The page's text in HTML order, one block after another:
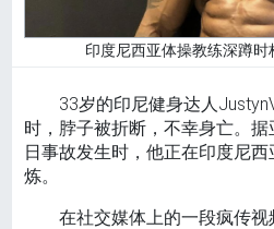
印度尼西亚体操教练深蹲
33岁的印尼健身达人
时，脖子被折断，不幸身亡。
日事故发生时，他正在印度尼
炼。
在社交媒体上的一段疯传视